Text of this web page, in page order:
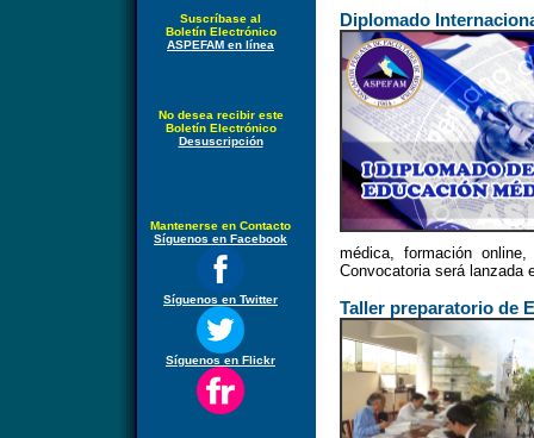
Suscríbase al
Boletín Electrónico
ASPEFAM en línea
No desea recibir este
Boletín Electrónico
Desuscripción
Mantenerse en Contacto
Síguenos en Facebook
Síguenos en Twitter
Síguenos en Flickr
Diplomado
médica, formación
Convocatoria será lanzada
Taller preparatorio de